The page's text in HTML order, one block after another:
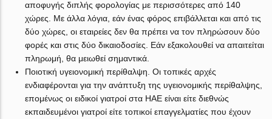
αποφυγής διπλής φορολογίας με περισσότερες από 140
χώρες. Με άλλα λόγια, εάν ένας φόρος επιβάλλεται και από τις
δύο χώρες, οι εταιρείες δεν θα πρέπει να τον πληρώσουν δύο
φορές και στις δύο δικαιοδοσίες. Εάν εξακολουθεί να απαιτείται
πληρωμή, θα μειωθεί σημαντικά.
Ποιοτική υγειονομική περίθαλψη. Οι τοπικές αρχές
ενδιαφέρονται για την ανάπτυξη της υγειονομικής περίθαλψης,
επομένως οι ειδικοί γιατροί στα ΗΑΕ είναι είτε διεθνώς
εκπαιδευμένοι γιατροί είτε τοπικοί επαγγελματίες που έχουν